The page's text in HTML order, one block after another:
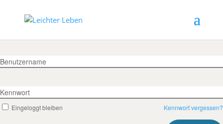
Benutzername
Kennwort
Eingeloggt bleiben Kennwort vergessen?